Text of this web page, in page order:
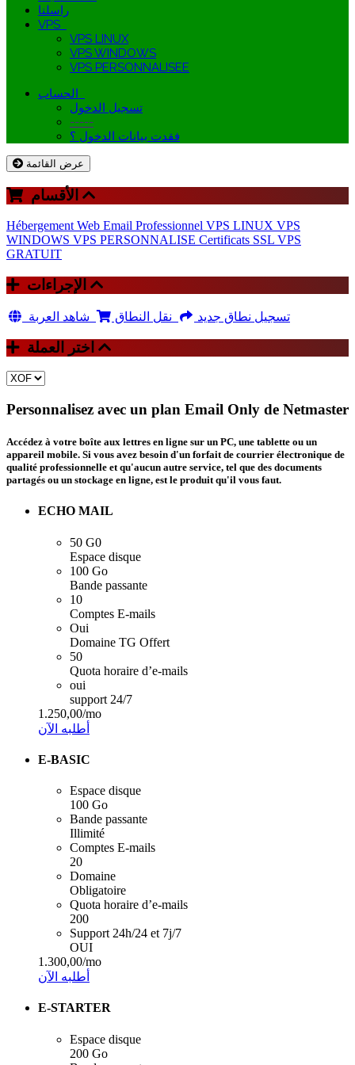
راسلنا
VPS
VPS LINUX
VPS WINDOWS
VPS PERSONNALISEE
تسجيل الدخول
-----
فقدت بيانات الدخول ؟
عرض القائمة
Hébergement Web Email Professionnel VPS LINUX VPS
WINDOWS VPS PERSONNALISE Certificats SSL VPS
GRATUIT
تسجيل نطاق جديد نقل النطاق شاهد العربة
Personnalisez avec un plan Email Only de Netmaster
Accédez à votre boîte aux lettres en ligne sur un PC, une tablette ou un
appareil mobile. Si vous avez besoin d'un forfait de courrier électronique de
qualité professionnelle et qu'aucun autre service, tel que des documents
partagés ou un stockage en ligne, est le produit qu'il vous faut.
ECHO MAIL
50 G0
Espace disque
100 Go
Bande passante
10
Comptes E-mails
Oui
Domaine TG Offert
50
Quota horaire d’e-mails
oui
support 24/7
1.250,00/mo
أطلبه الآن
E-BASIC
Espace disque
100 Go
Bande passante
Illimité
Comptes E-mails
20
Domaine
Obligatoire
Quota horaire d’e-mails
200
Support 24h/24 et 7j/7
OUI
1.300,00/mo
أطلبه الآن
E-STARTER
Espace disque
200 Go